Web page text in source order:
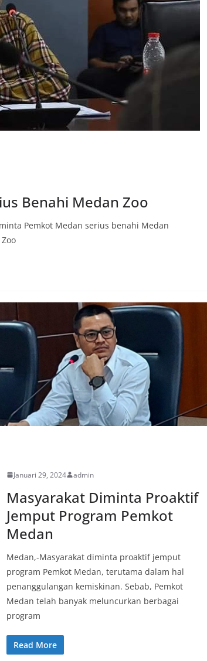
Benahi Medan Zoo
Pemkot Medan serius benahi Medan
Januari 29, 2024 admin
Masyarakat Diminta Proaktif
Jemput Program Pemkot
Medan
Medan,-Masyarakat diminta proaktif jemput
program Pemkot Medan, terutama dalam hal
penanggulangan kemiskinan. Sebab, Pemkot
Medan telah banyak meluncurkan berbagai
program
Read More